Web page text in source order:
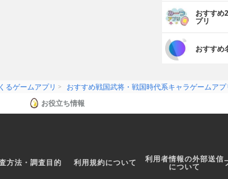
おすすめ
プリ
おすすめ
るゲームアプリ おすすめ戦国武将・戦国時代系キャラゲームアプ
お役立ち情報
方法・調査目的 利用規約について 利用者情報の外部送信
について